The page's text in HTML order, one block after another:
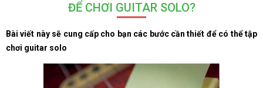
ĐỂ CHƠI GUITAR SOLO?
Bài viết này sẽ cung cấp cho bạn các bước cần thiết để có thể tập
chơi guitar solo